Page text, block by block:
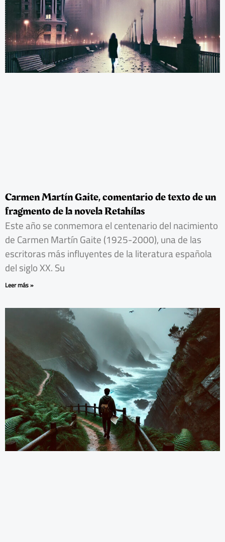
Carmen Martín Gaite, comentario de texto de un
fragmento de la novela Retahílas
Este año se conmemora el centenario del nacimiento
de Carmen Martín Gaite (1925-2000), una de las
escritoras más influyentes de la literatura española
del siglo XX. Su
Leer más »